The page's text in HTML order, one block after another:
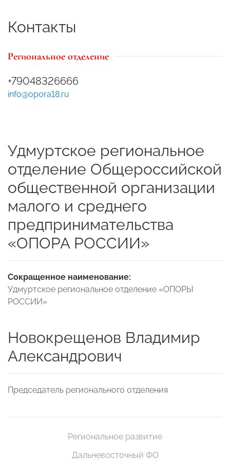
Контакты
Региональное отделение
+79048326666
info@opora18.ru
Удмуртское региональное
отделение Общероссийской
общественной организации
малого и среднего
предпринимательства
«ОПОРА РОССИИ»
Сокращенное наименование:
Удмуртское региональное отделение «ОПОРЫ
РОССИИ»
Новокрещенов Владимир
Александрович
Председатель регионального отделения
Региональное развитие
Дальневосточный ФО